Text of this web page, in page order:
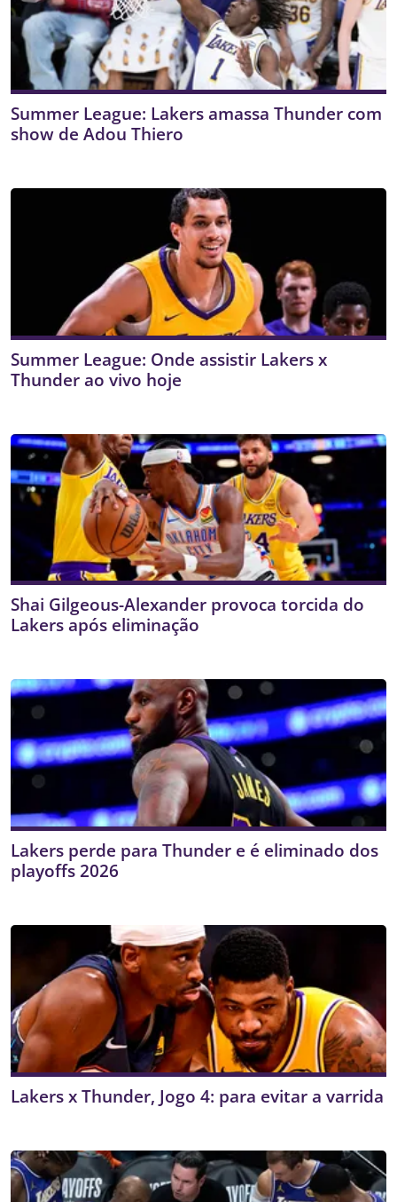
Summer League: Lakers amassa Thunder com
show de Adou Thiero
Summer League: Onde assistir Lakers x
Thunder ao vivo hoje
Shai Gilgeous-Alexander provoca torcida do
Lakers após eliminação
Lakers perde para Thunder e é eliminado dos
playoffs 2026
Lakers x Thunder, Jogo 4: para evitar a varrida